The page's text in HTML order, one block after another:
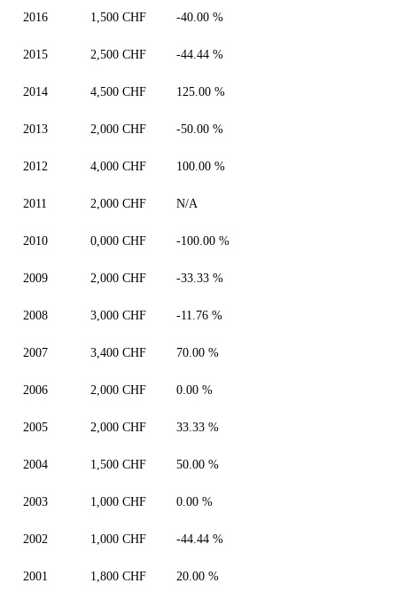
2016 1,500 CHF -40.00 %
2015 2,500 CHF -44.44 %
2014 4,500 CHF 125.00 %
2013 2,000 CHF -50.00 %
2012 4,000 CHF 100.00 %
2011 2,000 CHF N/A
2010 0,000 CHF -100.00 %
2009 2,000 CHF -33.33 %
2008 3,000 CHF -11.76 %
2007 3,400 CHF 70.00 %
2006 2,000 CHF 0.00 %
2005 2,000 CHF 33.33 %
2004 1,500 CHF 50.00 %
2003 1,000 CHF 0.00 %
2002 1,000 CHF -44.44 %
2001 1,800 CHF 20.00 %